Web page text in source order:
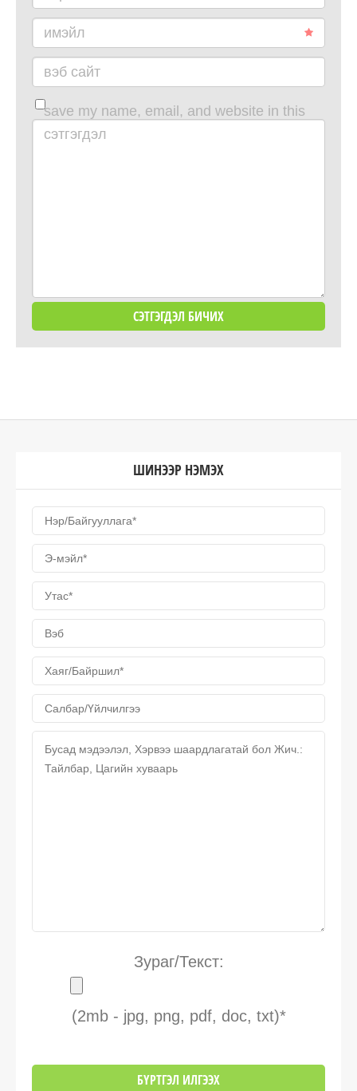
имэйл
вэб сайт
save my name, email, and website in this
browser for the next time i comment.
сэтгэгдэл
ШИНЭЭР НЭМЭХ
Зураг/Текст:
(2mb - jpg, png, pdf, doc, txt)*